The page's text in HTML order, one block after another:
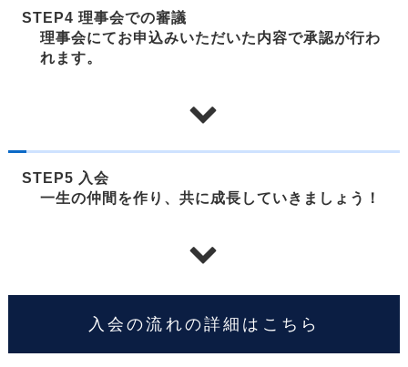
STEP4 理事会での審議
理事会にてお申込みいただいた内容で承認が行わ
れます。
STEP5 入会
一生の仲間を作り、共に成長していきましょう！
入会の流れの詳細はこちら